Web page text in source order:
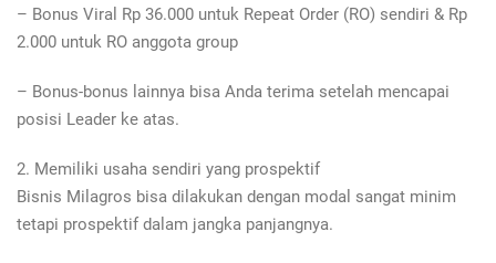
– Bonus Viral Rp 36.000 untuk Repeat Order (RO) sendiri & Rp
2.000 untuk RO anggota group
– Bonus-bonus lainnya bisa Anda terima setelah mencapai
posisi Leader ke atas.
2. Memiliki usaha sendiri yang prospektif
Bisnis Milagros bisa dilakukan dengan modal sangat minim
tetapi prospektif dalam jangka panjangnya.